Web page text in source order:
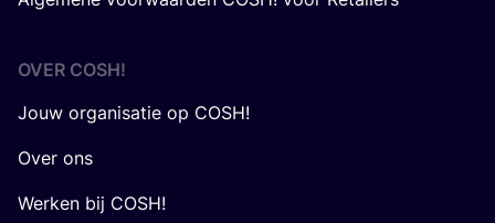
OVER COSH!
Jouw organisatie op COSH!
Over ons
Werken bij COSH!